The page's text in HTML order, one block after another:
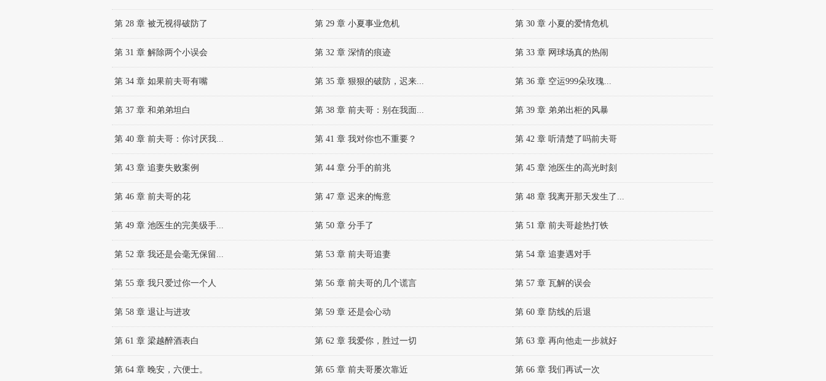
第 28 章 被无视得破防了 第 29 章 小夏事业危机 第 30 章 小夏的爱情危机
第 31 章 解除两个小误会 第 32 章 深情的痕迹 第 33 章 网球场真的热闹
第 34 章 如果前夫哥有嘴 第 35 章 狠狠的破防，迟来... 第 36 章 空运999朵玫瑰...
第 37 章 和弟弟坦白 第 38 章 前夫哥：别在我面... 第 39 章 弟弟出柜的风暴
第 40 章 前夫哥：你讨厌我... 第 41 章 我对你也不重要？ 第 42 章 听清楚了吗前夫哥
第 43 章 追妻失败案例 第 44 章 分手的前兆 第 45 章 池医生的高光时刻
第 46 章 前夫哥的花 第 47 章 迟来的悔意 第 48 章 我离开那天发生了...
第 49 章 池医生的完美级手... 第 50 章 分手了 第 51 章 前夫哥趁热打铁
第 52 章 我还是会毫无保留... 第 53 章 前夫哥追妻 第 54 章 追妻遇对手
第 55 章 我只爱过你一个人 第 56 章 前夫哥的几个谎言 第 57 章 瓦解的误会
第 58 章 退让与进攻 第 59 章 还是会心动 第 60 章 防线的后退
第 61 章 梁越醉酒表白 第 62 章 我爱你，胜过一切 第 63 章 再向他走一步就好
第 64 章 晚安，六便士。 第 65 章 前夫哥屡次靠近 第 66 章 我们再试一次